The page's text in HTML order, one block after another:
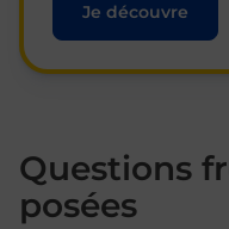
Je découvre
Questions
posées